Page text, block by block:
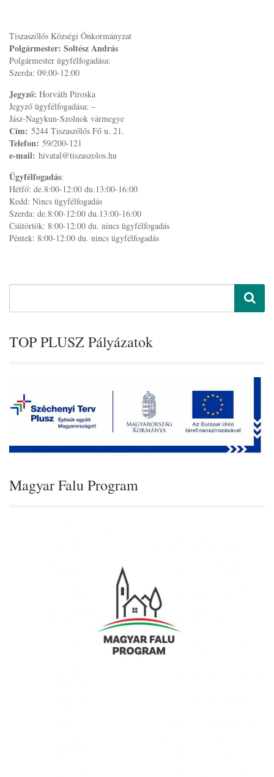
Tiszaszőlős Községi Önkormányzat
Polgármester: Soltész András
Polgármester ügyfélfogadása:
Szerda: 09:00-12:00
Jegyző: Horváth Piroska
Jegyző ügyfélfogadása: –
Jász-Nagykun-Szolnok vármegye
Cím: 5244 Tiszaszőlős Fő u. 21.
Telefon: 59/200-121
e-mail: hivatal@tiszaszolos.hu
Ügyfélfogadás:
Hétfő: de.8:00-12:00 du.13:00-16:00
Kedd: Nincs ügyfélfogadás
Szerda: de.8:00-12:00 du.13:00-16:00
Csütörtök: 8:00-12:00 du. nincs ügyfélfogadás
Péntek: 8:00-12:00 du. nincs ügyfélfogadás
TOP PLUSZ Pályázatok
Magyar Falu Program